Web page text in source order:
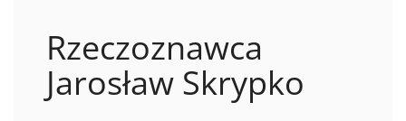
Rzeczoznawca
Jarosław Skrypko